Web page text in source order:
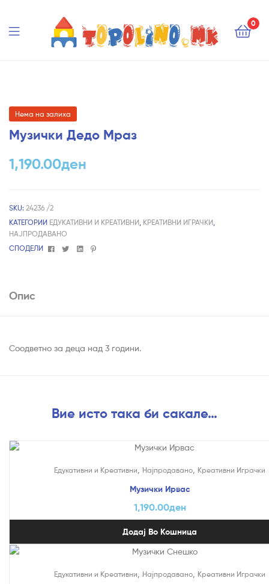
0
Нема на залиха
Музички Дедо Мраз
1,190.00ден
SKU: 24236 /2
КАТЕГОРИИ ЕДУКАТИВНИ И КРЕАТИВНИ КРЕАТИВНИ ИГРАЧКИ
НАЈПРОДАВАНО
СПОДЕЛИ
FacebookTwitterLinkedin
Pinterest
Опис
Соодветно за деца над 3 години.
Вие исто така би сакале…
Едукативни и Креативни Најпродавано Креативни Играчки
Музички Ирвас
1,190.00ден
Додај Во Кошница
Едукативни и Креативни Најпродавано Креативни Играчки